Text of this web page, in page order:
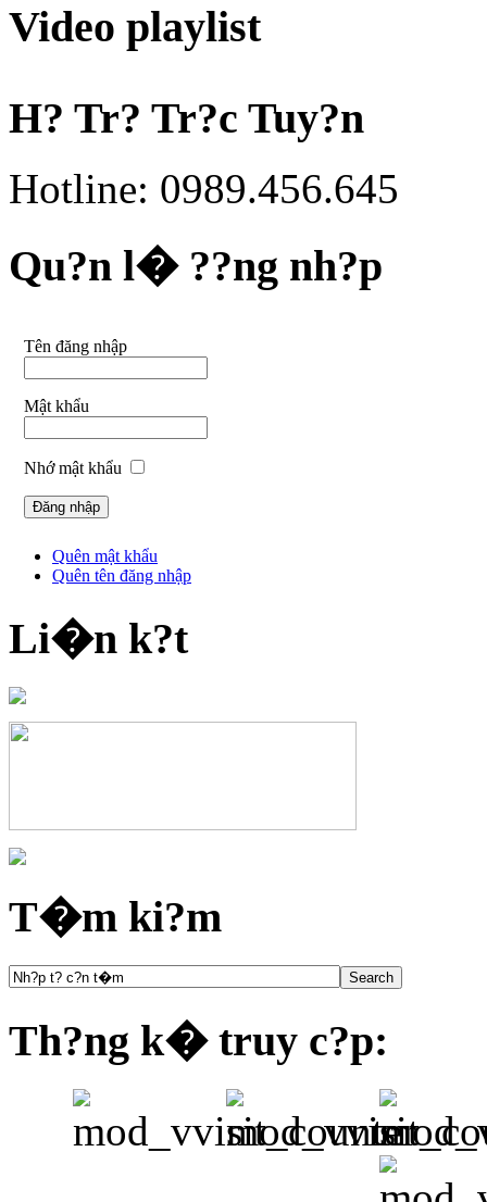
Video playlist
H? Tr? Tr?c Tuy?n
Hotline: 0989.456.645
Qu?n l� ??ng nh?p
Tên đăng nhập
Mật khẩu
Nhớ mật khẩu
Quên mật khẩu
Quên tên đăng nhập
Li�n k?t
T�m ki?m
Th?ng k� truy c?p: